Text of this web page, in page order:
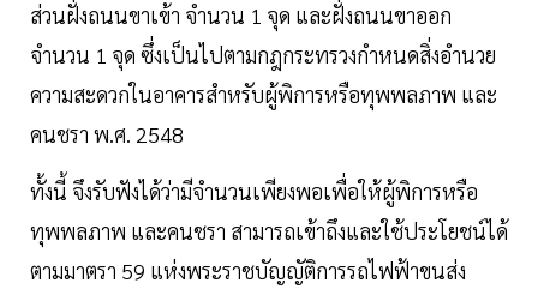
ส่วนฝั่งถนนขาเข้า จำนวน 1 จุด และฝั่งถนนขาออก
จำนวน 1 จุด ซึ่งเป็นไปตามกฎกระทรวงกำหนดสิ่งอำนวย
ความสะดวกในอาคารสำหรับผู้พิการหรือทุพพลภาพ และ
คนชรา พ.ศ. 2548
ทั้งนี้ จึงรับฟังได้ว่ามีจำนวนเพียงพอเพื่อให้ผู้พิการหรือ
ทุพพลภาพ และคนชรา สามารถเข้าถึงและใช้ประโยชน์ได้
ตามมาตรา 59 แห่งพระราชบัญญัติการรถไฟฟ้าขนส่ง